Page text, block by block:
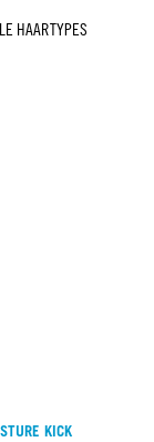
HAARTYPES
KICK